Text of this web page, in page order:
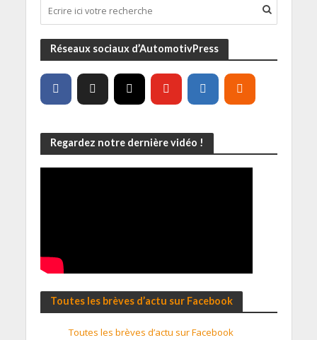
Réseaux sociaux d’AutomotivPress
Regardez notre dernière vidéo !
Toutes les brèves d’actu sur Facebook
Toutes les brèves d’actu sur Facebook